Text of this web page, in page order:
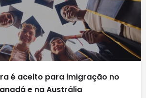
é aceito para imigração no
e na Austrália